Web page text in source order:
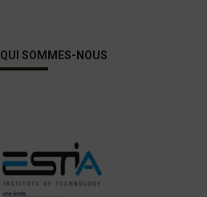
QUI SOMMES-NOUS